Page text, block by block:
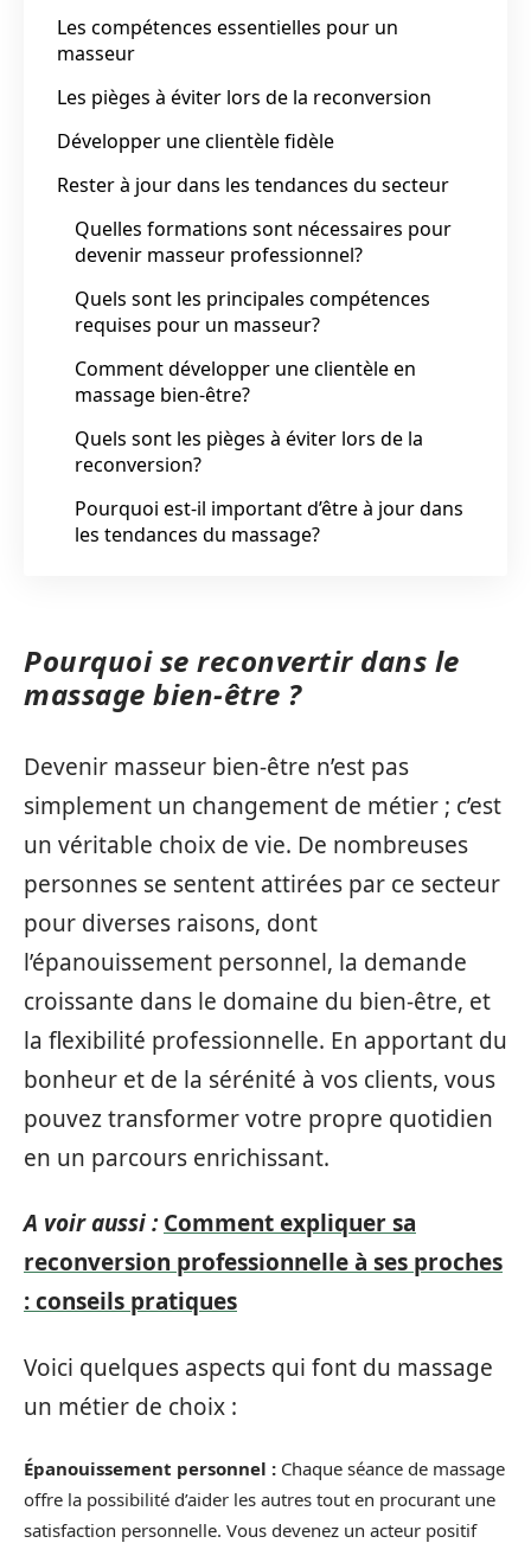
Les compétences essentielles pour un
masseur
Les pièges à éviter lors de la reconversion
Développer une clientèle fidèle
Rester à jour dans les tendances du secteur
Quelles formations sont nécessaires pour
devenir masseur professionnel?
Quels sont les principales compétences
requises pour un masseur?
Comment développer une clientèle en
massage bien-être?
Quels sont les pièges à éviter lors de la
reconversion?
Pourquoi est-il important d’être à jour dans
les tendances du massage?
Pourquoi se reconvertir dans le
massage bien-être ?
Devenir masseur bien-être n’est pas
simplement un changement de métier ; c’est
un véritable choix de vie. De nombreuses
personnes se sentent attirées par ce secteur
pour diverses raisons, dont
l’épanouissement personnel, la demande
croissante dans le domaine du bien-être, et
la flexibilité professionnelle. En apportant du
bonheur et de la sérénité à vos clients, vous
pouvez transformer votre propre quotidien
en un parcours enrichissant.
A voir aussi : Comment expliquer sa
reconversion professionnelle à ses proches
: conseils pratiques
Voici quelques aspects qui font du massage
un métier de choix :
Épanouissement personnel : Chaque séance de massage
offre la possibilité d’aider les autres tout en procurant une
satisfaction personnelle. Vous devenez un acteur positif